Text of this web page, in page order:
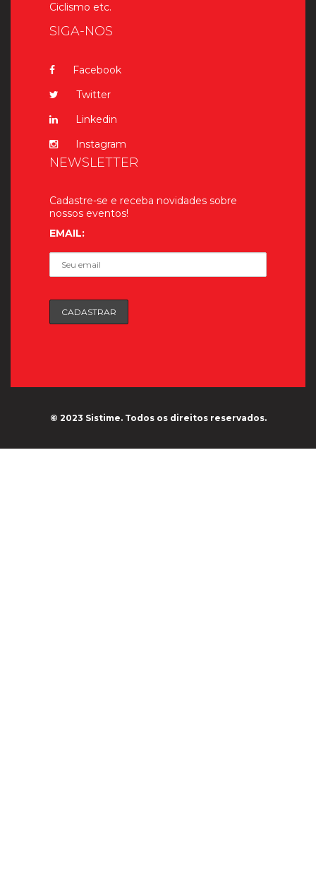
Ciclismo etc.
SIGA-NOS
Facebook
Twitter
Linkedin
Instagram
NEWSLETTER
Cadastre-se e receba novidades sobre
nossos eventos!
EMAIL:
© 2023 Sistime. Todos os direitos reservados.